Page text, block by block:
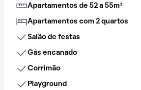
Apartamentos de 52 a 55m²
Apartamentos com 2 quartos
Salão de festas
Gás encanado
Corrimão
Playground